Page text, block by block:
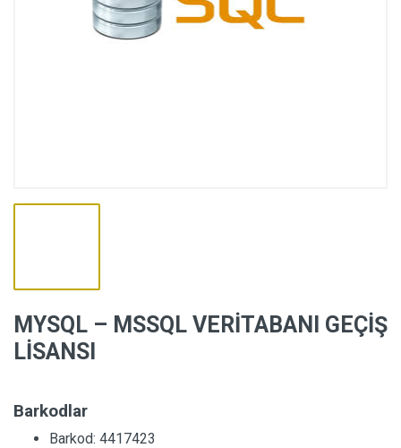
MYSQL – MSSQL VERİTABANI GEÇİŞ
LİSANSI
Barkodlar
Barkod: 4417423